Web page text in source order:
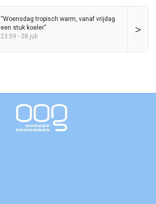
>
“Woensdag tropisch warm, vanaf vrijdag
een stuk koeler”
23:59 - 28 juli